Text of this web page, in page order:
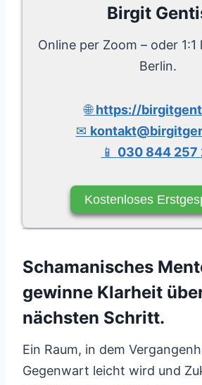
Birgit
Online per Zoom – oder 1:1
Berlin.
🌐https://
✉
📱 030 844 257
Kostenloses
Schamanisches
gewinne Klarheit
nächsten Schritt.
Ein Raum, in dem
Gegenwart leicht wird und